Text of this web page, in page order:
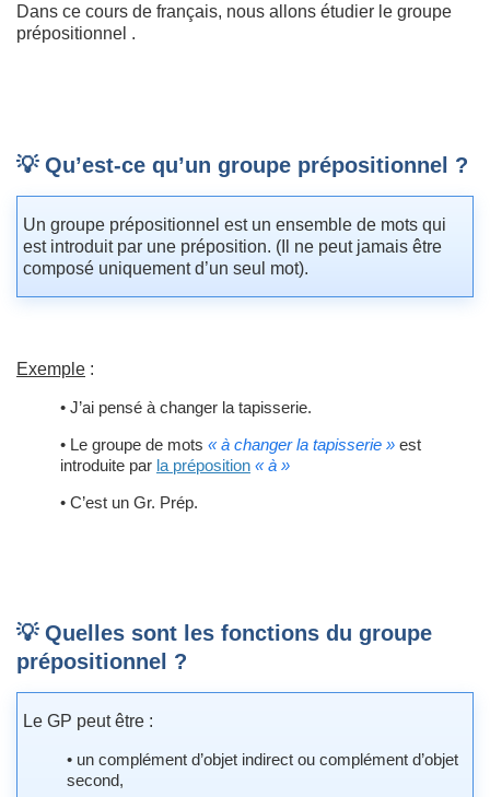
Dans ce cours de français, nous allons étudier le groupe
prépositionnel .
💡 Qu’est-ce qu’un groupe prépositionnel ?
Un groupe prépositionnel est un ensemble de mots qui
est introduit par une préposition. (Il ne peut jamais être
composé uniquement d’un seul mot).
Exemple :
• J’ai pensé à changer la tapisserie.
• Le groupe de mots « à changer la tapisserie » est
introduite par la préposition « à »
• C’est un Gr. Prép.
💡 Quelles sont les fonctions du groupe
prépositionnel ?
Le GP peut être :
• un complément d’objet indirect ou complément d’objet
second,